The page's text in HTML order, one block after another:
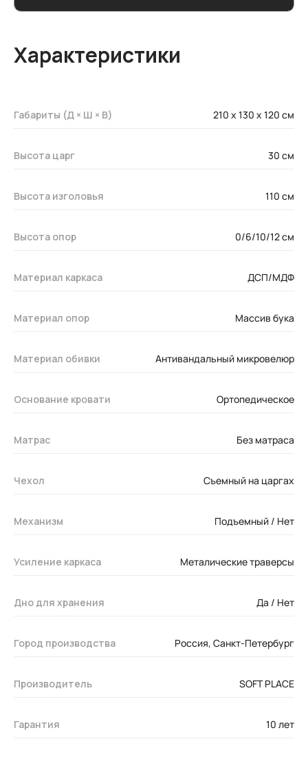
Характеристики
Габариты (Д × Ш × В) 210 x 130 х 120 см
Высота царг 30 см
Высота изголовья 110 см
Высота опор 0/6/10/12 см
Материал каркаса ДСП/МДФ
Материал опор Массив бука
Материал обивки Антивандальный микровелюр
Основание кровати Ортопедическое
Матрас Без матраса
Чехол Съемный на царгах
Механизм Подъемный / Нет
Усиление каркаса Металические траверсы
Дно для хранения Да / Нет
Город производства Россия, Санкт-Петербург
Производитель SOFT PLACE
Гарантия 10 лет